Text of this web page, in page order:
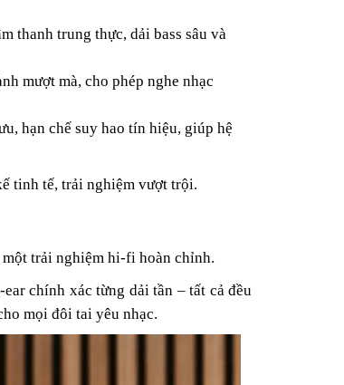
thanh trung thực, dải bass sâu và
mượt mà, cho phép nghe nhạc
hạn chế suy hao tín hiệu, giúp hệ
tinh tế, trải nghiệm vượt trội.
trải nghiệm hi-fi hoàn chỉnh.
chính xác từng dải tần – tất cả đều
mọi đôi tai yêu nhạc.